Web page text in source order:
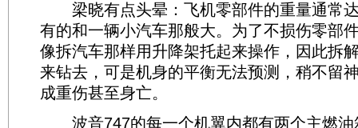
梁晓有点头晕：飞机零部件的重量通常
有的和一辆小汽车那般大。为了不损伤零部
像拆汽车那样用升降架托起来操作，因此拆
来钻去，可是机身的平衡无法预测，稍不留
成重伤甚至身亡。
波音747的每一个机翼内都有两个主燃油